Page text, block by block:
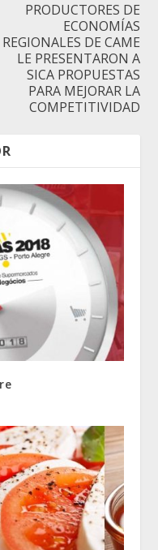
PRODUCTORES DE
ECONOMÍAS
REGIONALES DE CAME
LE PRESENTARON A
SICA PROPUESTAS
PARA MEJORAR LA
COMPETITIVIDAD